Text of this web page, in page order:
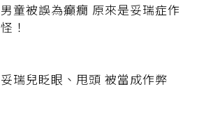
男童被誤為癲癇 原來是妥瑞症作
怪！
妥瑞兒眨眼、甩頭 被當成作弊